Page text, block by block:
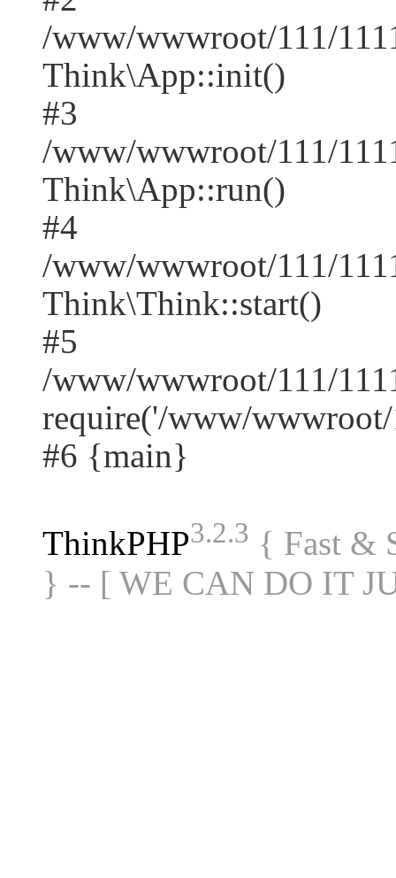
/www/wwwroot/111/
Think\App::init()
#3
/www/wwwroot/111/
Think\App::run()
#4
/www/wwwroot/111/
Think\Think::start()
#5
/www/wwwroot/111/
require('/www/
#6 {main}
ThinkPHP3.2.3 { Fast &
} -- [ WE CAN DO IT